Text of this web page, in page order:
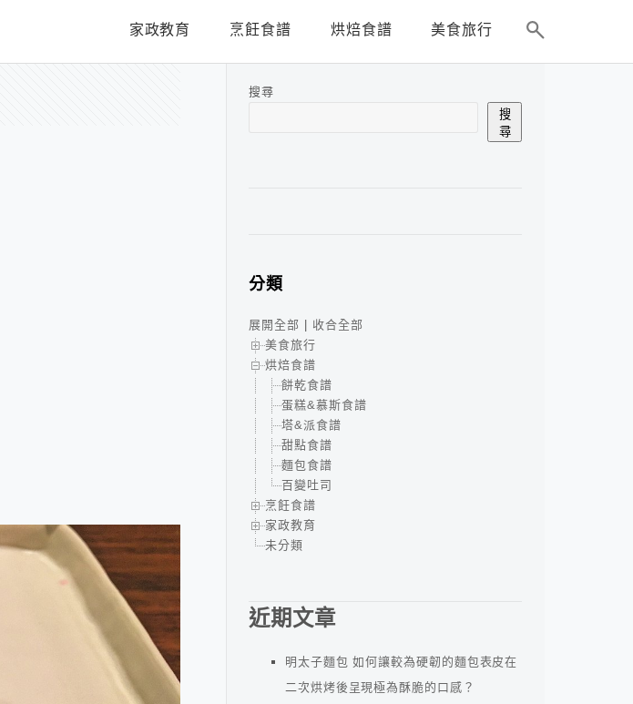
家政教育 烹飪食譜 烘焙食譜 美食旅行
搜尋
搜
尋
分類
展開全部
收合全部
美食旅行
烘焙食譜
餅乾食譜
蛋糕&慕斯食譜
塔&派食譜
甜點食譜
麵包食譜
百變吐司
烹飪食譜
家政教育
未分類
近期文章
明太子麵包 如何讓較為硬韌的麵包表皮在
二次烘烤後呈現極為酥脆的口感？